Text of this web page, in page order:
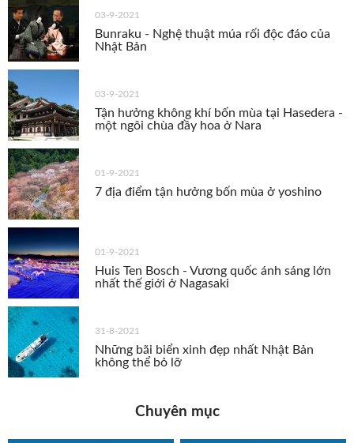
03-9-2021
Bunraku - Nghệ thuật múa rối độc đáo của
Nhật Bản
03-9-2021
Tận hưởng không khí bốn mùa tại Hasedera -
một ngôi chùa đầy hoa ở Nara
01-9-2021
7 địa điểm tận hưởng bốn mùa ở yoshino
01-9-2021
Huis Ten Bosch - Vương quốc ánh sáng lớn
nhất thế giới ở Nagasaki
31-8-2021
Những bãi biển xinh đẹp nhất Nhật Bản
không thể bỏ lỡ
Chuyên mục